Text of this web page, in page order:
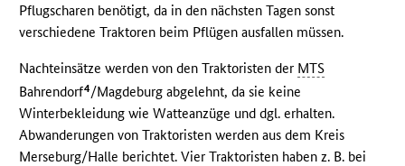
Pflugscharen benötigt, da in den nächsten Tagen sonst
verschiedene Traktoren beim Pflügen ausfallen müssen.
Nachteinsätze werden von den Traktoristen der MTS
Bahrendorf4/Magdeburg abgelehnt, da sie keine
Winterbekleidung wie Watteanzüge und dgl. erhalten.
Abwanderungen von Traktoristen werden aus dem Kreis
Merseburg/Halle berichtet. Vier Traktoristen haben z. B. bei